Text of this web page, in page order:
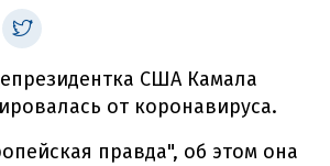
США Камала
от коронавируса.
правда", об этом она